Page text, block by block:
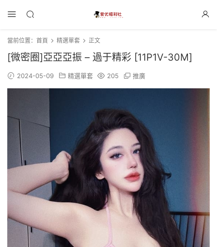
當前位置： 首頁 精選單套 正文
[微密圈]亞亞亞振 – 過于精彩 [11P1V-30M]
2024-05-09 精選單套 205 推廣